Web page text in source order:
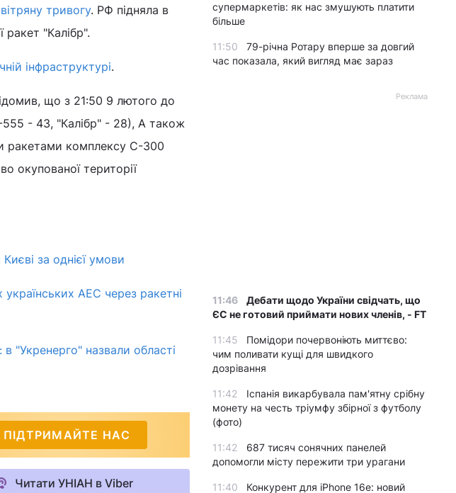
тривогу. РФ підняла в
ракет "Калібр".
інфраструктурі.
що з 21:50 9 лютого до
555 - 43, "Калібр" - 28), А також
ракетами комплексу С-300
окупованої території
за однієї умови
АЕС через ракетні
"Укренерго" назвали області
ПІДТРИМАЙТЕ НАС
Читати УНІАН в Viber
супермаркетів: як нас змушують платити
більше
11:50
79-річна Ротару вперше за довгий
час показала, який вигляд має зараз
Реклама
11:46
Дебати щодо України свідчать, що
ЄС не готовий приймати нових членів, - FT
11:45
Помідори почервоніють миттєво:
чим поливати кущі для швидкого
дозрівання
11:42
Іспанія викарбувала пам'ятну срібну
монету на честь тріумфу збірної з футболу
(фото)
11:42
687 тисяч сонячних панелей
допомогли місту пережити три урагани
11:40 Конкурент для iPhone 16e: новий